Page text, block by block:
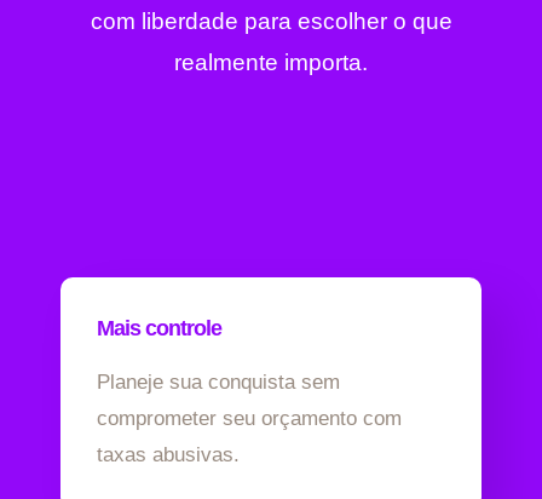
com liberdade para escolher o que
realmente importa.
Mais controle
Planeje sua conquista sem
comprometer seu orçamento com
taxas abusivas.